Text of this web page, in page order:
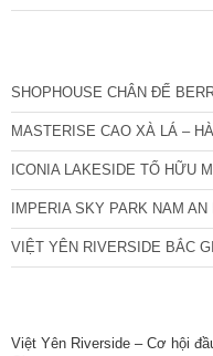
SHOPHOUSE CHÂN ĐẾ
MASTERISE CAO XÀ LÁ –
ICONIA LAKESIDE TỐ HỮU
IMPERIA SKY PARK NAM AN
VIỆT YÊN RIVERSIDE BẮC
Việt Yên Riverside – Cơ hội